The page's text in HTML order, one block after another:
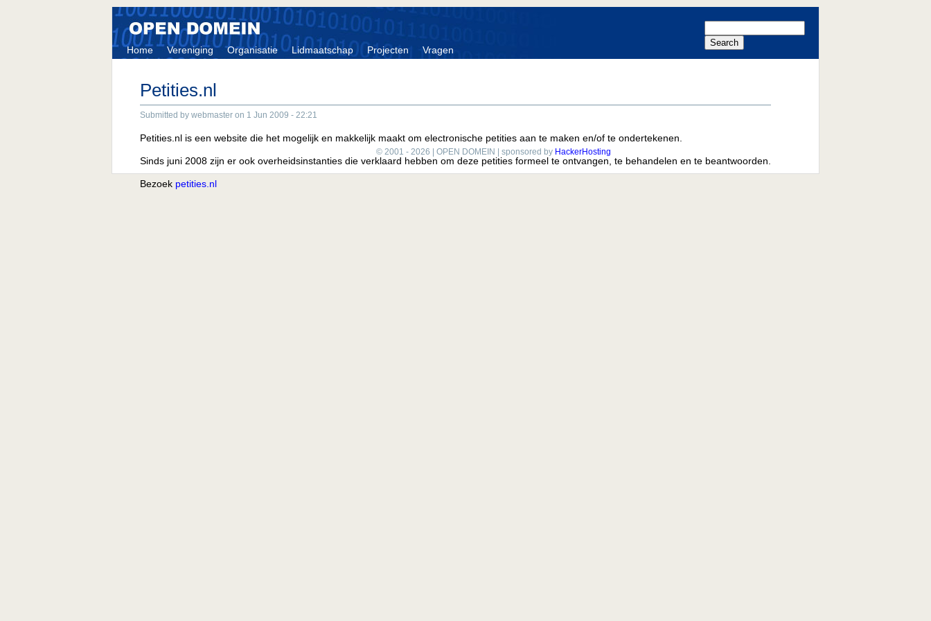
Home Vereniging Organisatie Lidmaatschap Projecten Vragen
Petities.nl
Submitted by webmaster on 1 Jun 2009 - 22:21
Petities.nl is een website die het mogelijk en makkelijk maakt om electronische petities aan te maken en/of te ondertekenen.
Sinds juni 2008 zijn er ook overheidsinstanties die verklaard hebben om deze petities formeel te ontvangen, te behandelen en te beantwoorden.
Bezoek petities.nl
© 2001 - 2026 | OPEN DOMEIN | sponsored by HackerHosting